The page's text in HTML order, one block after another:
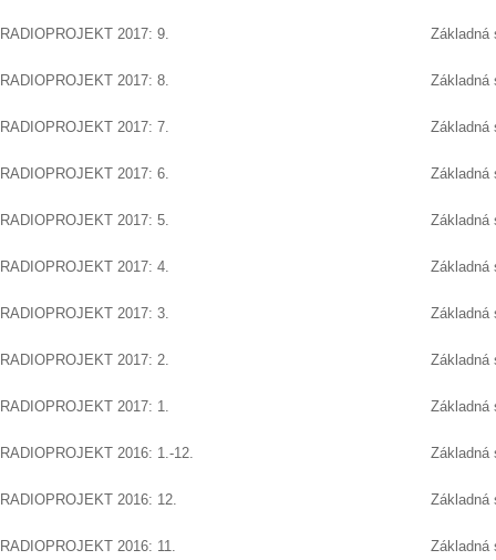
RADIOPROJEKT 2017: 9. Základná
RADIOPROJEKT 2017: 8. Základná
RADIOPROJEKT 2017: 7. Základná
RADIOPROJEKT 2017: 6. Základná
RADIOPROJEKT 2017: 5. Základná
RADIOPROJEKT 2017: 4. Základná
RADIOPROJEKT 2017: 3. Základná
RADIOPROJEKT 2017: 2. Základná
RADIOPROJEKT 2017: 1. Základná
RADIOPROJEKT 2016: 1.-12. Základná
RADIOPROJEKT 2016: 12. Základná
RADIOPROJEKT 2016: 11. Základná